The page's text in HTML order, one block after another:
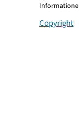
Copyright